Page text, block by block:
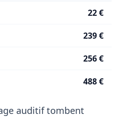
22 €
239 €
256 €
488 €
auditif tombent